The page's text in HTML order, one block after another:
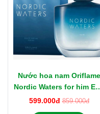
Nước hoa nam Oriflame
Nordic Waters for him
de Parfum 75ml
599.000đ 859.000đ